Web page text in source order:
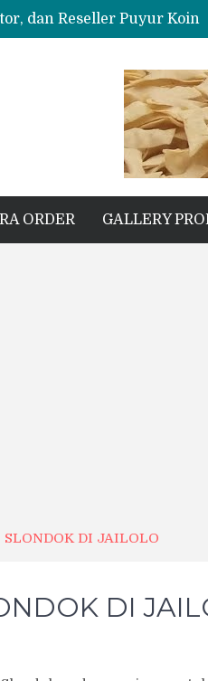
dan Reseller Puyur Koin
Unggul untuk Proyek
ORDER GALLERY
SLONDOK DI JAILOLO
DI